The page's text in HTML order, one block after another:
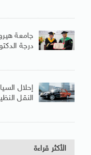
جامعة
درجة
إحلال
النقل
الأكثر قراءة